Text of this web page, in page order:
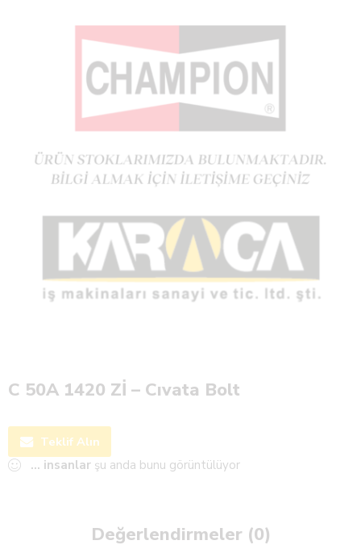
C 50A 1420 Zİ – Cıvata Bolt
Teklif Alın
... insanlar şu anda bunu görüntülüyor
Değerlendirmeler (0)